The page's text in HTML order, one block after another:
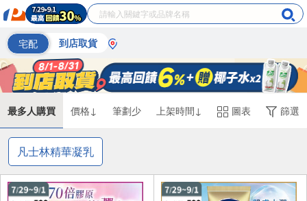
宅配 到店取貨
最多人購買 價格↓ 筆劃少 上架時間↓ 圖表 篩選
凡士林精華凝乳